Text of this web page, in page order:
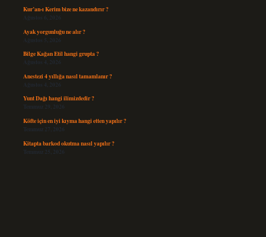
Kur’an-ı Kerim bize ne kazandırır ?
Ağustos 6, 2026
Ayak yorgunluğu ne alır ?
Ağustos 5, 2026
Bilge Kağan Etil hangi grupta ?
Ağustos 4, 2026
Anestezi 4 yıllığa nasıl tamamlanır ?
Ağustos 4, 2026
Yunt Dağı hangi ilimizdedir ?
Temmuz 29, 2026
Köfte için en iyi kıyma hangi etten yapılır ?
Temmuz 27, 2026
Kitapta barkod okutma nasıl yapılır ?
Temmuz 25, 2026